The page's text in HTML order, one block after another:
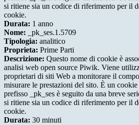
si ritiene sia un codice di riferimento per il
cookie.
Durata: 1 anno
Nome: _pk_ses.1.5709
Tipologia: analitico
Proprieta: Prime Parti
Descrizione: Questo nome di cookie è
analisi web open source Piwik. Viene
proprietari di siti Web a monitorare il
misurare le prestazioni del sito. È un
prefisso _pk_ses è seguito da una breve
si ritiene sia un codice di riferimento per il
cookie.
Durata: 30 minuti